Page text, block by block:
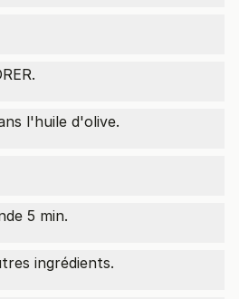
l'huile d'olive.
5 min.
ingrédients.